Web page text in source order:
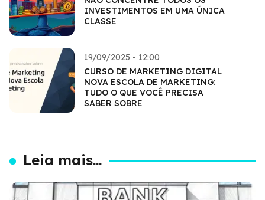
INVESTIMENTOS EM UMA ÚNICA
CLASSE
19/09/2025 - 12:00
CURSO DE MARKETING DIGITAL
NOVA ESCOLA DE MARKETING:
TUDO O QUE VOCÊ PRECISA
SABER SOBRE
Leia mais...